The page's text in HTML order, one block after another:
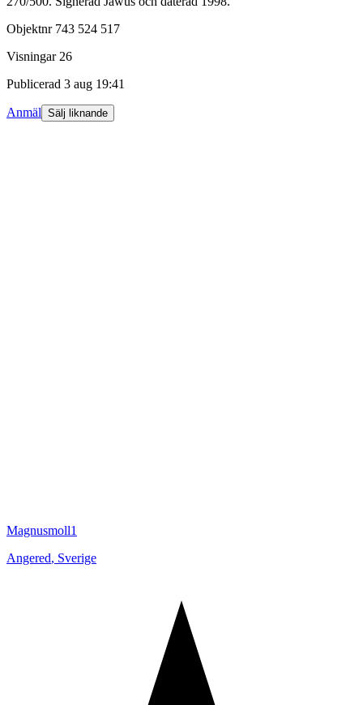
Objektnr 743 524 517
Visningar 26
Publicerad 3 aug 19:41
Anmäl Sälj liknande
Magnusmoll1
Angered, Sverige